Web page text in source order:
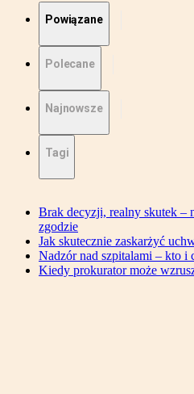
Powiązane
Polecane
Najnowsze
Tagi
Brak decyzji, realny skutek –
zgodzie
Jak skutecznie zaskarżyć
Nadzór nad szpitalami – kto i
Kiedy prokurator może